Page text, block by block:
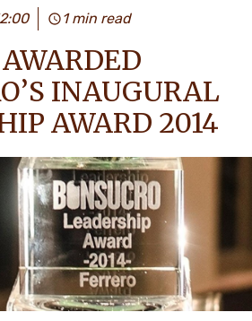
ЖӘНЕ
ЖӘНЕ
1 min read
INAUGURAL
AWARD 2014